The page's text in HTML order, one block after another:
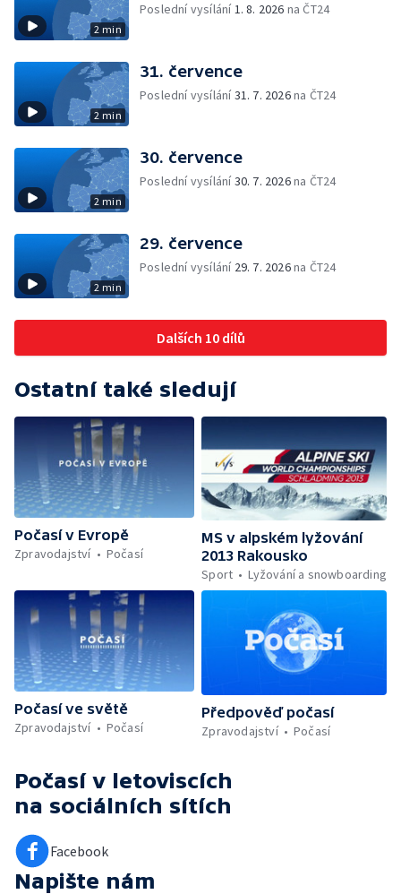
2 min
Poslední vysílání1. 8. 2026 na ČT24
2 min
31. července
Poslední vysílání31. 7. 2026na ČT24
2 min
30. července
Poslední vysílání30. 7. 2026na ČT24
2 min
29. července
Poslední vysílání 29. 7. 2026na ČT24
Dalších 10 dílů
Ostatní také sledují
Počasí v Evropě
Zpravodajství
Počasí
MS v alpském lyžování
2013 Rakousko
Sport
Lyžování a snowboarding
Počasí ve světě
Zpravodajství
Počasí
Předpověď počasí
Zpravodajství
Počasí
Počasí v letoviscích
na sociálních sítích
Facebook
Napište nám